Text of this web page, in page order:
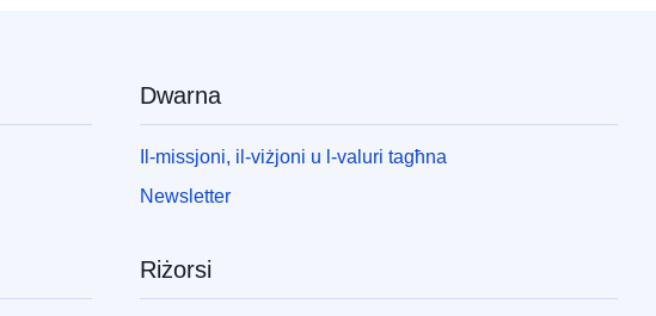
Dwarna
Il-missjoni, il-viżjoni u l-valuri tagħna
Newsletter
Riżorsi